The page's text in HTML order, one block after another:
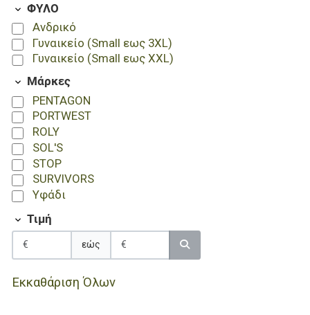
ΦΥΛΟ
Ανδρικό
Γυναικείο (Small εως 3XL)
Γυναικείο (Small εως XXL)
Μάρκες
PENTAGON
PORTWEST
ROLY
SOL'S
STOP
SURVIVORS
Υφάδι
Τιμή
εώς
Εκκαθάριση Όλων